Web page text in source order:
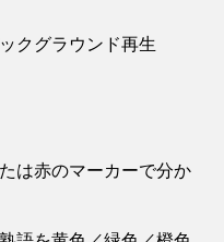
クグラウンド再生
は赤のマーカーで分か